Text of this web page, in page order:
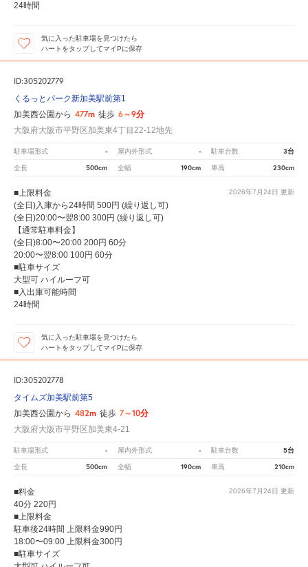
24時間
気に入った駐車場を見つけたら
ハートをタップしてマイPに保存
ID:305202779
くるっとパーク新加美駅前第1
加美西公園から 477m 徒歩 6～9分
大阪府大阪市平野区加美東4丁目22-12地先
駐車場形式 - 屋内外形式 - 駐車台数 3台
全長 500cm 全幅 190cm 車高 230cm
2026年7月24日 更新
■上限料金
(全日)入庫から24時間 500円 (繰り返し可)
(全日)20:00〜翌8:00 300円 (繰り返し可)
【通常駐車料金】
(全日)8:00〜20:00 200円 60分
20:00〜翌8:00 100円 60分
■駐車サイズ
大型可 ハイルーフ可
■入出庫可能時間
24時間
気に入った駐車場を見つけたら
ハートをタップしてマイPに保存
ID:305202778
タイムズ加美駅前第5
加美西公園から 482m 徒歩 7～10分
大阪府大阪市平野区加美東4-21
駐車場形式 - 屋内外形式 - 駐車台数 5台
全長 500cm 全幅 190cm 車高 210cm
2026年7月24日 更新
■料金
40分 220円
■上限料金
駐車後24時間 上限料金990円
18:00〜09:00 上限料金300円
■駐車サイズ